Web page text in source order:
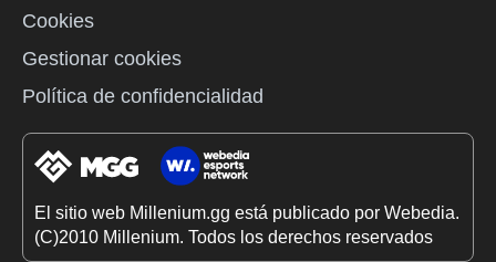
Cookies
Gestionar cookies
Política de confidencialidad
El sitio web Millenium.gg está publicado por Webedia.
(C)2010 Millenium. Todos los derechos reservados